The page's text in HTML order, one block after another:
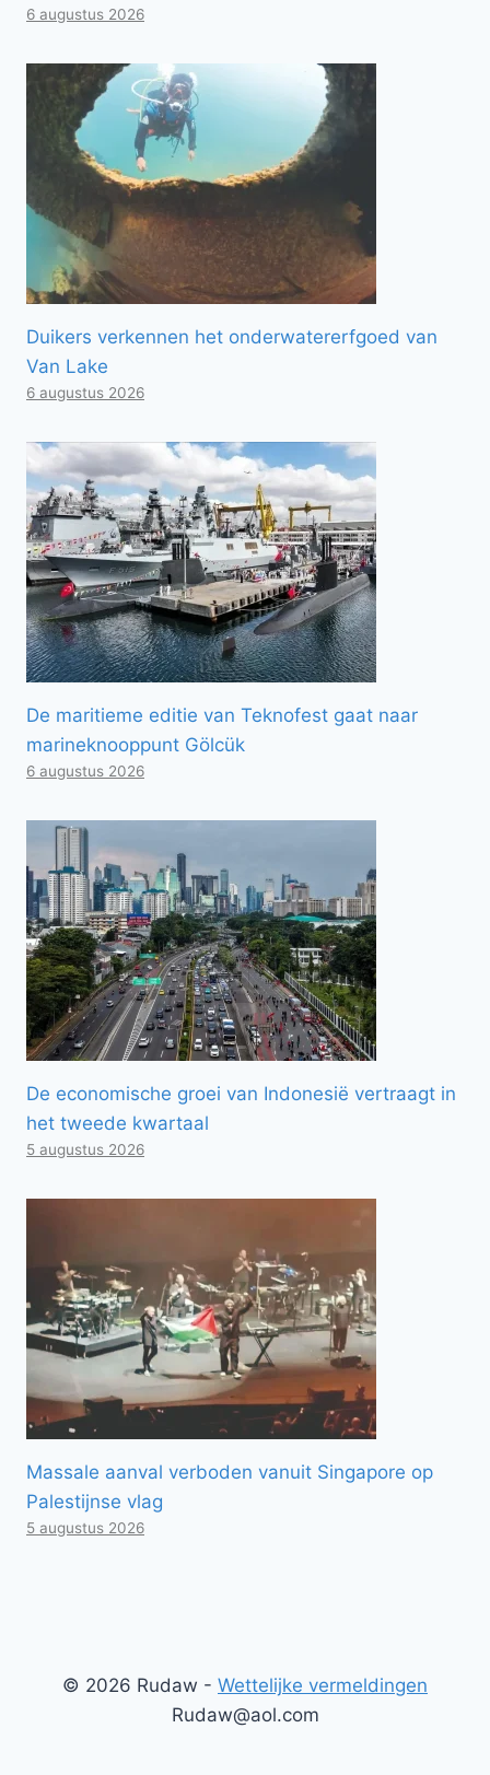
6 augustus 2026
Duikers verkennen het onderwatererfgoed van
Van Lake
6 augustus 2026
De maritieme editie van Teknofest gaat naar
marineknooppunt Gölcük
6 augustus 2026
De economische groei van Indonesië vertraagt ​​in
het tweede kwartaal
5 augustus 2026
Massale aanval verboden vanuit Singapore op
Palestijnse vlag
5 augustus 2026
© 2026 Rudaw - Wettelijke vermeldingen
Rudaw@aol.com